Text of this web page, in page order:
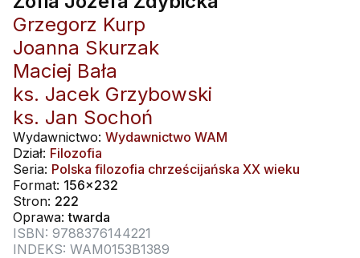
Kościół Katolicki
Duszpasterstwo
Teologia
Życie chrześcijańskie
Duchowość
Literatura piękna
Religie
Kultura
Wszystko z kategorii - Multimedia
DVD
CD-ROM
Muzyka
Rekolekcje i inne na CD
Śpiew i modlitwa
Muzyka klasyczna
Śpiewniki
Dla Dzieci
Wszystko z kategorii - Dla Dzieci
Literatura (D)
Płyty, DVD (D)
Podręczniki i pomoce dydaktyczne
Podręczniki
Wszystko z kategorii - Podręczniki
Podręczniki i pomoce dydaktyczne
Zabawa i Nauka
Nowości
Zaloguj się
Grzegorz Kurp
Joanna Skurzak
Maciej Bała
ks. Jacek Grzybowski
ks. Jan Sochoń
Wydawnictwo: Wydawnictwo WAM
Dział: Filozofia
Seria: Polska filozofia chrześcijańska XX wieku
Format: 156x232
Stron: 222
Oprawa:twarda
ISBN: 9788376144221
INDEKS: WAM0153B1389